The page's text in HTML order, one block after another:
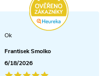
Ok
Frantisek Smolko
6/18/2026